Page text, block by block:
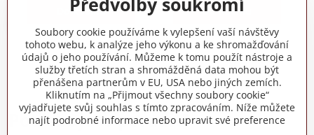
Do košíku Do košíku
Nejsou žádné další produkty.
1 2
Potřebujete poradit?
Soubory cookie používáme k vylepšení vaší návštěvy
tohoto webu, k analýze jeho výkonu a ke shromažďování
údajů o jeho používání. Můžeme k tomu použít nástroje a
služby třetích stran a shromážděná data mohou být
přenášena partnerům v EU, USA nebo jiných zemích.
Kliknutím na „Přijmout všechny soubory cookie“
vyjadřujete svůj souhlas s tímto zpracováním. Níže můžete
najít podrobné informace nebo upravit své preference